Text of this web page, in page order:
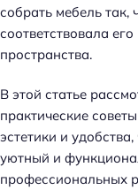
собрать мебель
соответствовала
пространства.
В этой статье
практические
эстетики и
уютный и
профессиональных